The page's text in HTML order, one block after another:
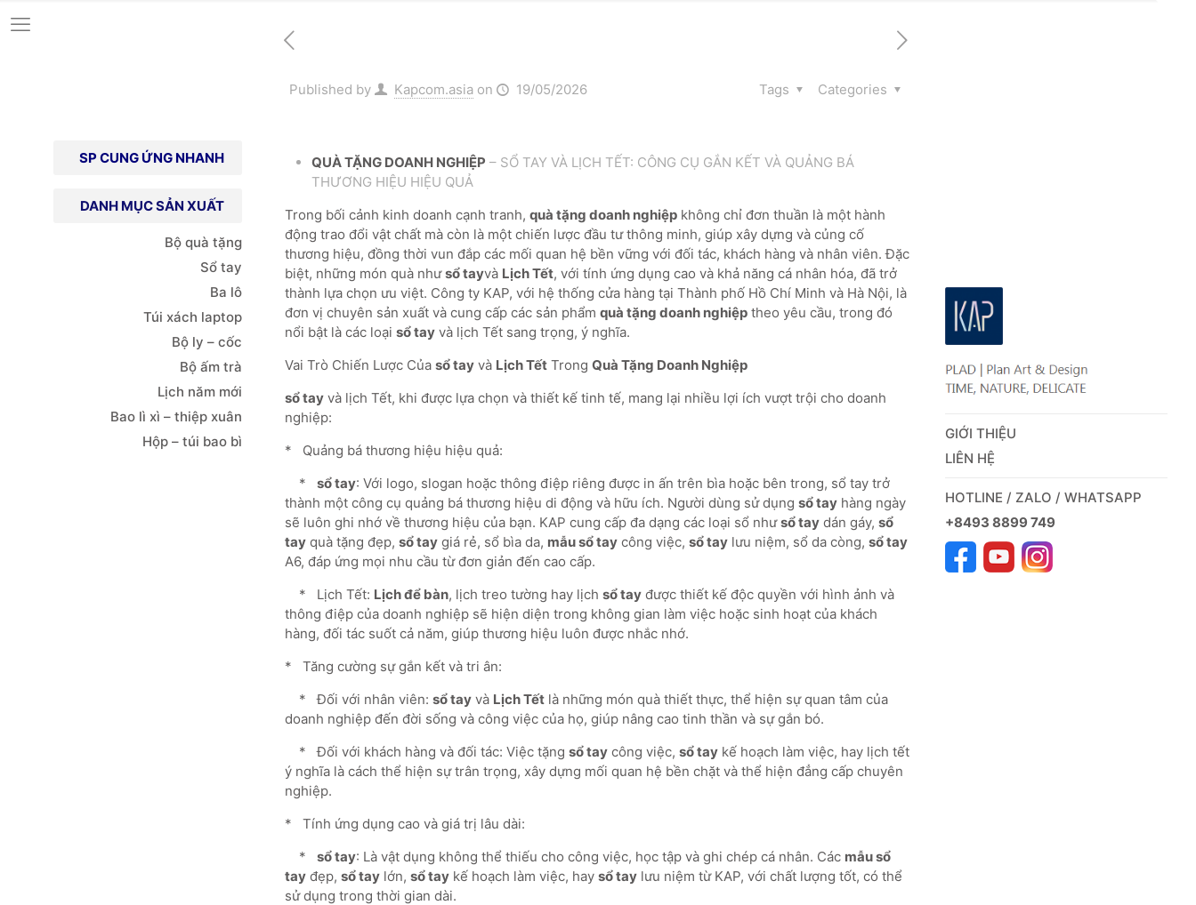
Published by Kapcom.asia on 19/05/2026 Categories
Tags
QUÀ TẶNG DOANH NGHIỆP – SỔ TAY VÀ LỊCH TẾT: CÔNG CỤ GẮN KẾT VÀ QUẢNG BÁ
THƯƠNG HIỆU HIỆU QUẢ
Trong bối cảnh kinh doanh cạnh tranh, quà tặng doanh nghiệpkhông chỉ đơn thuần là một hành
động trao đổi vật chất mà còn là một chiến lược đầu tư thông minh, giúp xây dựng và củng cố
thương hiệu, đồng thời vun đắp các mối quan hệ bền vững với đối tác, khách hàng và nhân viên. Đặc
biệt, những món quà nhưsổ tayvà Lịch Tết, với tính ứng dụng cao và khả năng cá nhân hóa, đã trở
thành lựa chọn ưu việt. Công ty KAP, với hệ thống cửa hàng tại Thành phố Hồ Chí Minh và Hà Nội, là
đơn vị chuyên sản xuất và cung cấp các sản phẩm quà tặng doanh nghiệptheo yêu cầu, trong đó
nổi bật là các loại sổ tayvà lịch Tết sang trọng, ý nghĩa.
Vai Trò Chiến Lược Của sổ tayvà Lịch TếtTrong Quà Tặng Doanh Nghiệp
sổ tayvà lịch Tết, khi được lựa chọn và thiết kế tinh tế, mang lại nhiều lợi ích vượt trội cho doanh
nghiệp:
* Quảng bá thương hiệu hiệu quả:
* sổ tay: Với logo, slogan hoặc thông điệp riêng được in ấn trên bìa hoặc bên trong, sổ tay trở
thành một công cụ quảng bá thương hiệu di động và hữu ích. Người dùng sử dụng sổ tayhàng ngày
sẽ luôn ghi nhớ về thương hiệu của bạn. KAP cung cấp đa dạng các loại sổ nhưsổ taydán gáy, sổ
tayquà tặng đẹp, sổ taygiá rẻ, sổ bìa da, mẫu sổ taycông việc, sổ taylưu niệm, sổ da còng, sổ tay
A6, đáp ứng mọi nhu cầu từ đơn giản đến cao cấp.
* Lịch Tết: Lịch để bàn, lịch treo tường hay lịch sổ tayđược thiết kế độc quyền với hình ảnh và
thông điệp của doanh nghiệp sẽ hiện diện trong không gian làm việc hoặc sinh hoạt của khách
hàng, đối tác suốt cả năm, giúp thương hiệu luôn được nhắc nhớ.
* Tăng cường sự gắn kết và tri ân:
* Đối với nhân viên: sổ tayvà Lịch Tếtlà những món quà thiết thực, thể hiện sự quan tâm của
doanh nghiệp đến đời sống và công việc của họ, giúp nâng cao tinh thần và sự gắn bó.
* Đối với khách hàng và đối tác: Việc tặng sổ taycông việc, sổ taykế hoạch làm việc, hay lịch tết
ý nghĩa là cách thể hiện sự trân trọng, xây dựng mối quan hệ bền chặt và thể hiện đẳng cấp chuyên
nghiệp.
* Tính ứng dụng cao và giá trị lâu dài:
* sổ tay: Là vật dụng không thể thiếu cho công việc, học tập và ghi chép cá nhân. Các mẫu sổ
tayđẹp, sổ taylớn, sổ taykế hoạch làm việc, hay sổ taylưu niệm từ KAP, với chất lượng tốt, có thể
sử dụng trong thời gian dài.
SP CUNG ỨNG NHANH
DANH MỤC SẢN XUẤT
Bộ quà tặng
Sổ tay
Ba lô
Túi xách laptop
Bộ ly – cốc
Bộ ấm trà
Lịch năm mới
Bao lì xì – thiệp xuân
Hộp – túi bao bì
GIỚI THIỆU
LIÊN HỆ
HOTLINE / ZALO / WHATSAPP
+8493 8899 749